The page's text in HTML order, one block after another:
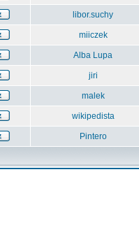
libor.suchy
miiczek
Alba Lupa
jiri
malek
wikipedista
Pintero